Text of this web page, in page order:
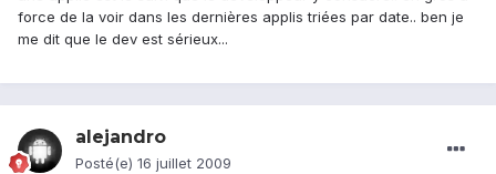
force de la voir dans les dernières applis triées par date.. ben je
me dit que le dev est sérieux...
alejandro
Posté(e) 16 juillet 2009